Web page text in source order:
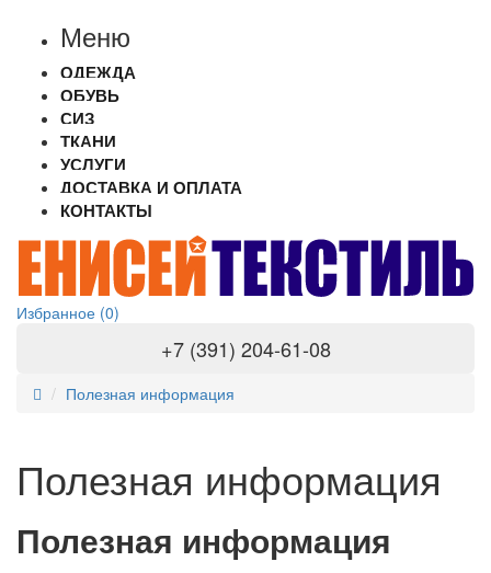
Меню
ОДЕЖДА
ОБУВЬ
СИЗ
ТКАНИ
УСЛУГИ
ДОСТАВКА И ОПЛАТА
КОНТАКТЫ
Избранное (0)
+7 (391) 204-61-08
Полезная информация
Полезная информация
Полезная информация